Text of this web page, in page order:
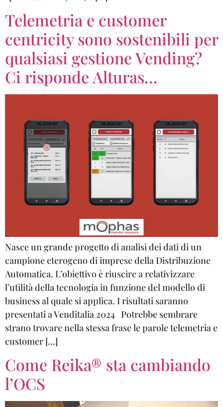
Telemetria e customer
centricity sono sostenibili per
qualsiasi gestione Vending?
Ci risponde Alturas…
Nasce un grande progetto di analisi dei dati di un
campione eterogeno di imprese della Distribuzione
Automatica. L’obiettivo è riuscire a relativizzare
l’utilità della tecnologia in funzione del modello di
business al quale si applica. I risultati saranno
presentati a Venditalia 2024 Potrebbe sembrare
strano trovare nella stessa frase le parole telemetria e
customer […]
Come Reika® sta cambiando
l’OCS